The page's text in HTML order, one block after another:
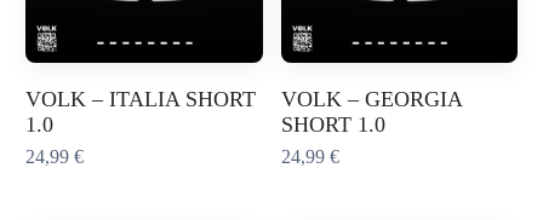
VOLK – ITALIA SHORT
1.0
24,99€
VOLK – GEORGIA
SHORT 1.0
24,99 €